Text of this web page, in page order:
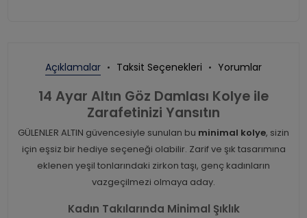
Açıklamalar Taksit Seçenekleri Yorumlar
14 Ayar Altın Göz Damlası Kolye ile
Zarafetinizi Yansıtın
GÜLENLER ALTIN güvencesiyle sunulan bu minimal kolye, sizin
için eşsiz bir hediye seçeneği olabilir. Zarif ve şık tasarımına
eklenen yeşil tonlarındaki zirkon taşı, genç kadınların
vazgeçilmezi olmaya aday.
Kadın Takılarında Minimal Şıklık